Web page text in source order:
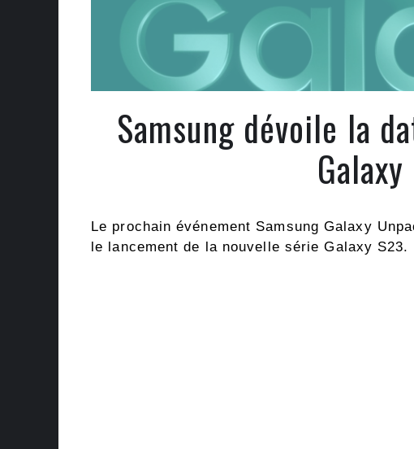
Samsung dévoile la
Le prochain événement Samsung Galaxy
le lancement de la nouvelle série Galaxy S23.